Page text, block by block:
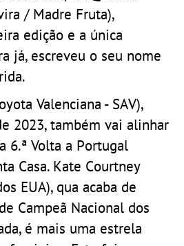
/ Madre Fruta),
edição e a única
já, escreveu o seu nome
Valenciana - SAV),
2023, também vai alinhar
6.ª Volta a Portugal
Casa. Kate Courtney
EUA), qua acaba de
Campeã Nacional dos
é mais uma estrela